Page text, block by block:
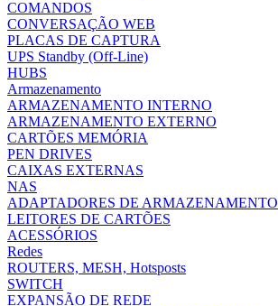
COMANDOS
CONVERSAÇÃO WEB
PLACAS DE CAPTURA
UPS Standby (Off-Line)
HUBS
Armazenamento
ARMAZENAMENTO INTERNO
ARMAZENAMENTO EXTERNO
CARTÕES MEMÓRIA
PEN DRIVES
CAIXAS EXTERNAS
NAS
ADAPTADORES DE ARMAZENAMENTO
LEITORES DE CARTÕES
ACESSÓRIOS
Redes
ROUTERS, MESH, Hotsposts
SWITCH
EXPANSÃO DE REDE